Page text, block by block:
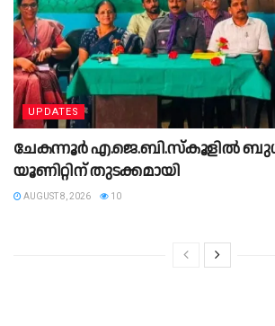
UPDATES
ചേകന്നൂർ എ.ജെ.ബി.സ്കൂളിൽ
യൂണിറ്റിന് തുടക്കമായി
AUGUST 8, 2026 10